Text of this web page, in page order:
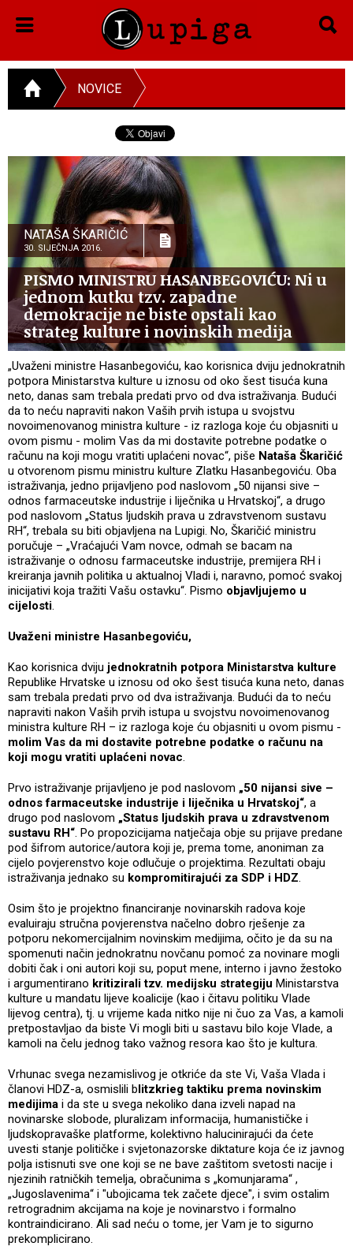
NOVICE
NATAŠA ŠKARIČIĆ
30. SIJEČNJA 2016.
PISMO MINISTRU HASANBEGOVIĆU: Ni u
jednom kutku tzv. zapadne
demokracije ne biste opstali kao
strateg kulture i novinskih medija
„Uvaženi ministre Hasanbegoviću, kao korisnica dviju jednokratnih
potpora Ministarstva kulture u iznosu od oko šest tisuća kuna
neto, danas sam trebala predati prvo od dva istraživanja. Budući
da to neću napraviti nakon Vaših prvih istupa u svojstvu
novoimenovanog ministra kulture - iz razloga koje ću objasniti u
ovom pismu - molim Vas da mi dostavite potrebne podatke o
računu na koji mogu vratiti uplaćeni novac“, piše Nataša Škaričić
u otvorenom pismu ministru kulture Zlatku Hasanbegoviću. Oba
istraživanja, jedno prijavljeno pod naslovom „50 nijansi sive –
odnos farmaceutske industrije i liječnika u Hrvatskoj“, a drugo
pod naslovom „Status ljudskih prava u zdravstvenom sustavu
RH“, trebala su biti objavljena na Lupigi. No, Škaričić ministru
poručuje – „Vraćajući Vam novce, odmah se bacam na
istraživanje o odnosu farmaceutske industrije, premijera RH i
kreiranja javnih politika u aktualnoj Vladi i, naravno, pomoć svakoj
inicijativi koja tražiti Vašu ostavku“. Pismo objavljujemo u
cijelosti.
Uvaženi ministre Hasanbegoviću,
Kao korisnica dviju jednokratnih potpora Ministarstva kulture
Republike Hrvatske u iznosu od oko šest tisuća kuna neto, danas
sam trebala predati prvo od dva istraživanja. Budući da to neću
napraviti nakon Vaših prvih istupa u svojstvu novoimenovanog
ministra kulture RH – iz razloga koje ću objasniti u ovom pismu -
molim Vas da mi dostavite potrebne podatke o računu na
koji mogu vratiti uplaćeni novac.
Prvo istraživanje prijavljeno je pod naslovom „50 nijansi sive –
odnos farmaceutske industrije i liječnika u Hrvatskoj“, a
drugo pod naslovom „Status ljudskih prava u zdravstvenom
sustavu RH“. Po propozicijama natječaja obje su prijave predane
pod šifrom autorice/autora koji je, prema tome, anoniman za
cijelo povjerenstvo koje odlučuje o projektima. Rezultati obaju
istraživanja jednako su kompromitirajući za SDP i HDZ.
Osim što je projektno financiranje novinarskih radova koje
evaluiraju stručna povjerenstva načelno dobro rješenje za
potporu nekomercijalnim novinskim medijima, očito je da su na
spomenuti način jednokratnu novčanu pomoć za novinare mogli
dobiti čak i oni autori koji su, poput mene, interno i javno žestoko
i argumentirano kritizirali tzv. medijsku strategiju Ministarstva
kulture u mandatu lijeve koalicije (kao i čitavu politiku Vlade
lijevog centra), tj. u vrijeme kada nitko nije ni čuo za Vas, a kamoli
pretpostavljao da biste Vi mogli biti u sastavu bilo koje Vlade, a
kamoli na čelu jednog tako važnog resora kao što je kultura.
Vrhunac svega nezamislivog je otkriće da ste Vi, Vaša Vlada i
članovi HDZ-a, osmislili blitzkrieg taktiku prema novinskim
medijima i da ste u svega nekoliko dana izveli napad na
novinarske slobode, pluralizam informacija, humanističke i
ljudskopravaške platforme, kolektivno halucinirajući da ćete
uvesti stanje političke i svjetonazorske diktature koja će iz javnog
polja istisnuti sve one koji se ne bave zaštitom svetosti nacije i
njezinih ratničkih temelja, obračunima s „komunjarama“ ,
„Jugoslavenima“ i "ubojicama tek začete djece", i svim ostalim
retrogradnim akcijama na koje je novinarstvo i formalno
kontraindicirano. Ali sad neću o tome, jer Vam je to sigurno
prekomplicirano.